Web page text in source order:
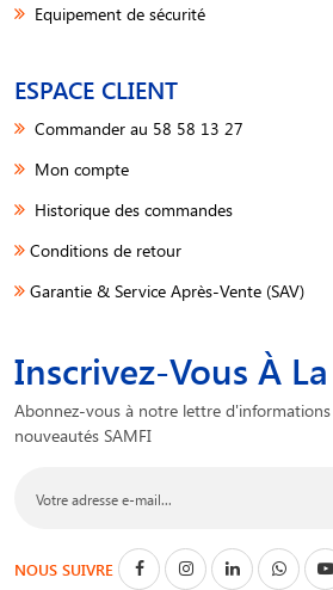
Equipement de sécurité
ESPACE CLIENT
Commander au 58 58 13 27
Mon compte
Historique des commandes
Conditions de retour
Garantie & Service Après-Vente (SAV)
Inscrivez-Vous À La
Abonnez-vous à notre lettre
nouveautés SAMFI
NOUS SUIVRE